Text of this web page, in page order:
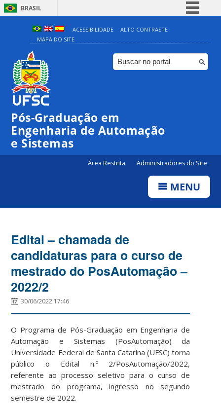
BRASIL
Simplifique!
Comunica BR
Participe
ACESSIBILIDADE
ALTO CONTRASTE
MAPA DO SITE
Pós-Graduação em
Engenharia de Automação
e Sistemas
Área Restrita Administradores do Site
MENU
Edital – chamada de
candidaturas para o curso de
mestrado do PosAutomação –
2022/2
30/06/2022 17:46
O Programa de Pós-Graduação em Engenharia de
Automação e Sistemas (PosAutomação) da
Universidade Federal de Santa Catarina (UFSC) torna
público o Edital n.º 2/PosAutomação/2022,
referente ao processo seletivo para o curso de
mestrado do programa, ingresso no segundo
semestre de 2022.